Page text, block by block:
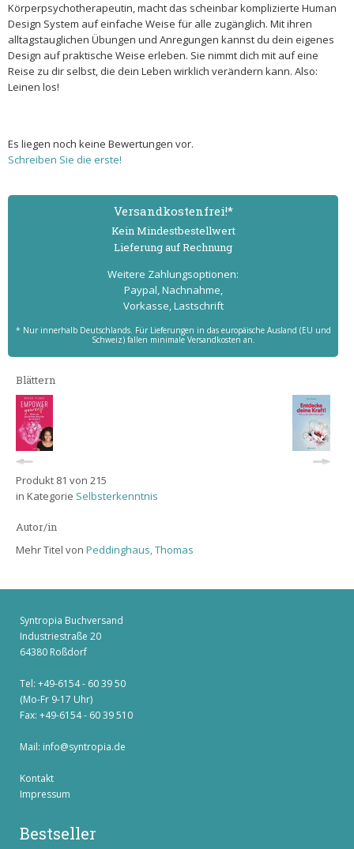
Körperpsychotherapeutin, macht das scheinbar komplizierte Human
Design System auf einfache Weise für alle zugänglich. Mit ihren
alltagstauglichen Übungen und Anregungen kannst du dein eigenes
Design auf praktische Weise erleben. Sie nimmt dich mit auf eine
Reise zu dir selbst, die dein Leben wirklich verändern kann. Also:
Leinen los!
Es liegen noch keine Bewertungen vor.
Schreiben Sie die erste!
Versand­kostenfrei!*
Kein Mindest­bestell­wert
Lieferung auf Rechnung
Weitere Zahlungs­optionen:
Paypal, Nachnahme,
Vorkasse, Lastschrift
* Nur innerhalb Deutschlands. Für Lieferungen in das europäische Ausland (EU und
Schweiz) fallen minimale Versandkosten an.
Blättern
Produkt 81 von 215
in Kategorie Selbsterkenntnis
Autor/in
Mehr Titel von Peddinghaus, Thomas
Syntropia Buchversand
Industriestraße 20
64380 Roßdorf
Tel: +49-6154 - 60 39 50
(Mo-Fr 9-17 Uhr)
Fax: +49-6154 - 60 39 510
Mail: info@syntropia.de
Kontakt
Impressum
Bestseller